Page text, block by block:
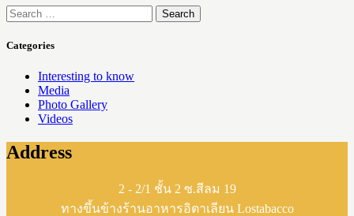
Search
for:
Categories
Interesting to know
Media
Photo Gallery
Videos
Address
2 - 2/1 ชั้น 2 ซ.สีลม 19
ทางขึ้นข้างร้านอาหารอิตาเลียน Lostabacco